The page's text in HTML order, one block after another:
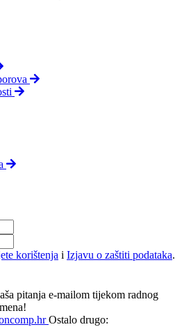
korištenja i Izjavu o zaštiti podataka.
pitanja e-mailom tijekom radnog
Ostalo drugo: